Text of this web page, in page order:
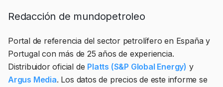
mercados de Londres, Singapur y Houston.
Redacción de mundopetroleo
Portal de referencia del sector petrolífero en España y
Portugal con más de 25 años de experiencia.
Distribuidor oficial de Platts (S&P Global Energy) y
Argus Media. Los datos de precios de este informe se